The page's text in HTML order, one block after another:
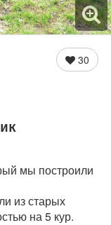
30
мы построили
из старых
на 5 кур.